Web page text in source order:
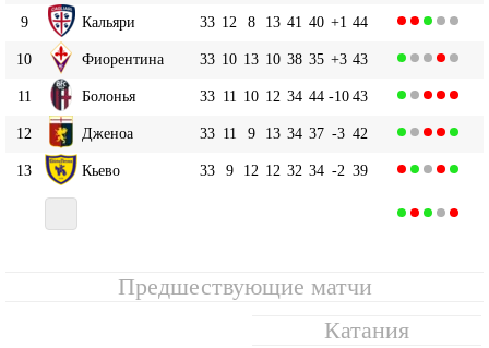
9
Кальяри 33 12 8 13 41 40 +1 44
10 Фиорентина 33 10 13 10 38 35 +3 43
11 Болонья 33 11 10 12 34 44 -10 43
12 Дженоа 33 11 9 13 34 37 -3 42
13 Кьево 33 9 12 12 32 34 -2 39
Предшествующие матчи
Катания